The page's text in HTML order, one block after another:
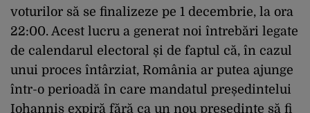
voturilor să se finalizeze pe 1 decembrie, la ora
22:00. Acest lucru a generat noi întrebări legate
de calendarul electoral și de faptul că, în cazul
unui proces întârziat, România ar putea ajunge
într-o perioadă în care mandatul președintelui
Iohannis expiră fără ca un nou președinte să fi